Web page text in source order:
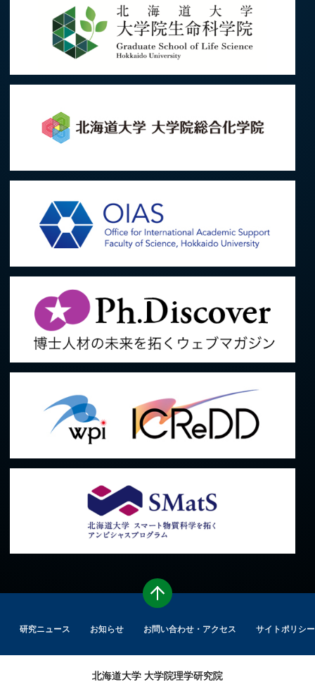
研究ニュース お知らせ お問い合わせ・アクセス サイトポリシー
北海道大学 大学院理学研究院